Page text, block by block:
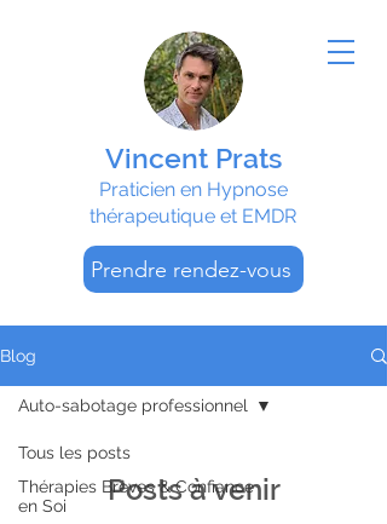
Vincent Prats
Praticien en Hypnose
thérapeutique et EMDR
Prendre rendez-vous
Blog
Tous les posts
Thérapies Brèves & Confiance
en Soi
Auto-sabotage professionnel
Posts à venir